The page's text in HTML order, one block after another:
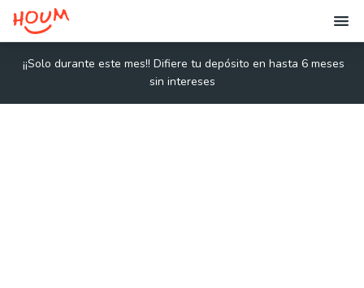
¡¡Solo durante este mes!! Difiere tu depósito en hasta 6 meses
sin intereses